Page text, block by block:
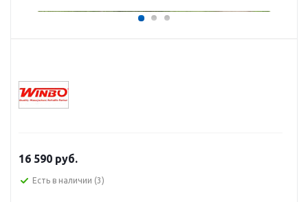
16 590 руб.
Есть в наличии (3)